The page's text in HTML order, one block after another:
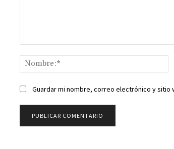
Guardar mi nombre, correo electrónico y